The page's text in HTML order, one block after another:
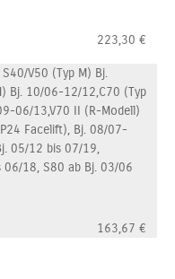
223,30 €
V50 (Typ M) Bj.
Bj. 10/06-12/12,C70 (Typ
06/13,V70 II (R-Modell)
Facelift), Bj. 08/07-
05/12 bis 07/19,
06/18, S80 ab Bj. 03/06
163,67 €